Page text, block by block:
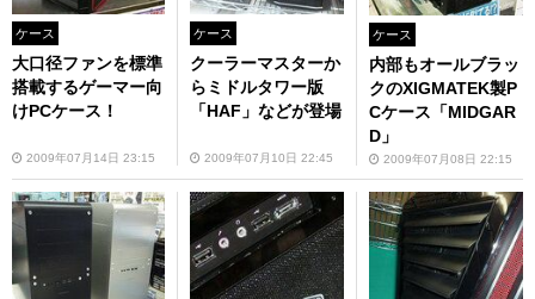
ケース
大口径ファンを標準
搭載するゲーマー向
けPCケース！
2009年07月14日 23:15
ケース
クーラーマスターか
らミドルタワー版
「HAF」などが登場
2009年07月10日 22:45
ケース
内部もオールブラッ
クのXIGMATEK製P
Cケース「MIDGAR
D」
2009年07月08日 22:15